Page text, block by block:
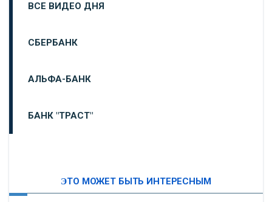
ВСЕ ВИДЕО ДНЯ
СБЕРБАНК
АЛЬФА-БАНК
БАНК "ТРАСТ"
ЭТО МОЖЕТ БЫТЬ ИНТЕРЕСНЫМ